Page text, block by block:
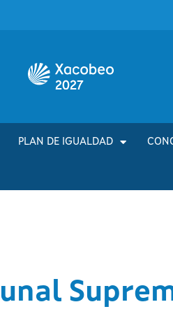
PLAN DE IGUALDAD